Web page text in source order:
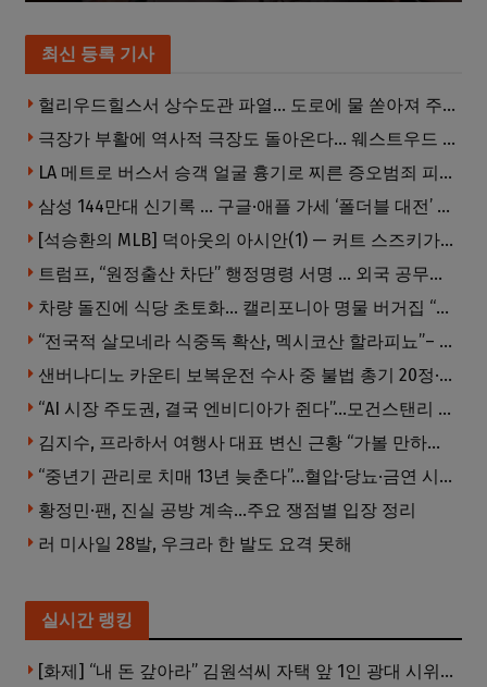
최신 등록 기사
헐리우드힐스서 상수도관 파열… 도로에 물 쏟아져 주민 약 100명 피해
극장가 부활에 역사적 극장도 돌아온다… 웨스트우드 ‘브루인 극장’ 10월 재개장 추진
LA 메트로 버스서 승객 얼굴 흉기로 찌른 증오범죄 피고인, 종신형에 징역 7년 추가 선고
삼성 144만대 신기록 … 구글·애플 가세 ‘폴더블 대전’ 열린다
[석승환의 MLB] 덕아웃의 아시안(1) — 커트 스즈키가 우리에게 묻는 것
트럼프, “원정출산 차단” 행정명령 서명 … 외국 공무원 자녀도 시민권 안준다
차량 돌진에 식당 초토화… 캘리포니아 명물 버거집 “다시 일어설 수 있도록 도와주세요”
“전국적 살모네라 식중독 확산, 멕시코산 할라피뇨”– CDC
샌버나디노 카운티 보복운전 수사 중 불법 총기 20정·탄약 2만 발 압수
“AI 시장 주도권, 결국 엔비디아가 쥔다”…모건스탠리 장담
김지수, 프라하서 여행사 대표 변신 근황 “가볼 만하니…”
“중년기 관리로 치매 13년 늦춘다”…혈압·당뇨·금연 시기가 골든타임
황정민·팬, 진실 공방 계속…주요 쟁점별 입장 정리
러 미사일 28발, 우크라 한 발도 요격 못해
실시간 랭킹
[화제] “내 돈 갚아라” 김원석씨 자택 앞 1인 광대 시위 … 한인 투자사, “108만 달러 못받아”